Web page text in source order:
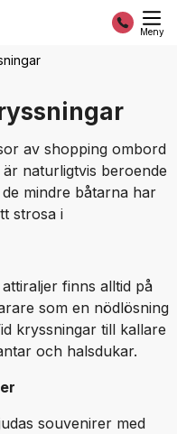
Meny
av shopping ombord
naturligtvis beroende
mindre båtarna har
strosa i
finns alltid på
som en nödlösning
kryssningar till kallare
och halsdukar.
souvenirer med